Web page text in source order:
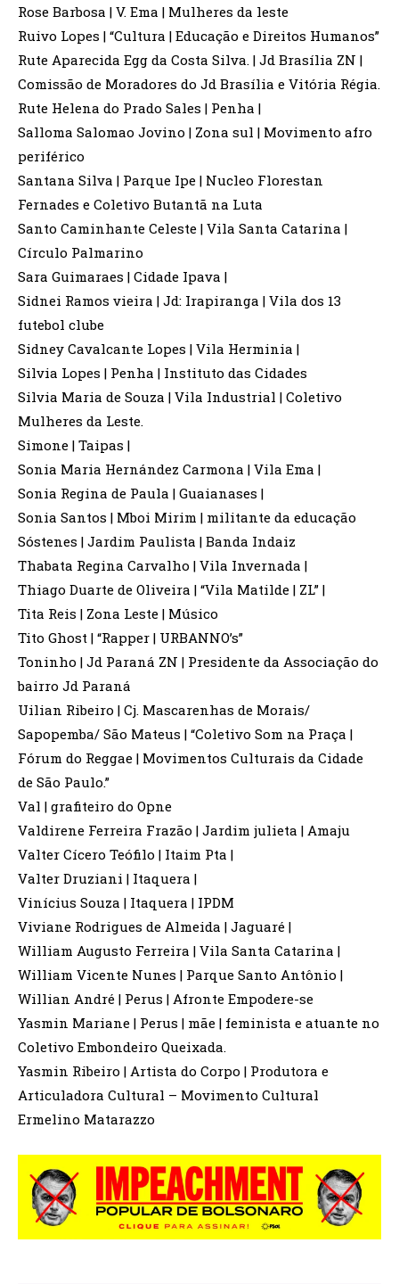
Rose Barbosa | V. Ema | Mulheres da leste
Ruivo Lopes | “Cultura | Educação e Direitos Humanos”
Rute Aparecida Egg da Costa Silva. | Jd Brasília ZN |
Comissão de Moradores do Jd Brasília e Vitória Régia.
Rute Helena do Prado Sales | Penha |
Salloma Salomao Jovino | Zona sul | Movimento afro
periférico
Santana Silva | Parque Ipe | Nucleo Florestan
Fernades e Coletivo Butantã na Luta
Santo Caminhante Celeste | Vila Santa Catarina |
Círculo Palmarino
Sara Guimaraes | Cidade Ipava |
Sidnei Ramos vieira | Jd: Irapiranga | Vila dos 13
futebol clube
Sidney Cavalcante Lopes | Vila Herminia |
Silvia Lopes | Penha | Instituto das Cidades
Silvia Maria de Souza | Vila Industrial | Coletivo
Mulheres da Leste.
Simone | Taipas |
Sonia Maria Hernández Carmona | Vila Ema |
Sonia Regina de Paula | Guaianases |
Sonia Santos | Mboi Mirim | militante da educação
Sóstenes | Jardim Paulista | Banda Indaiz
Thabata Regina Carvalho | Vila Invernada |
Thiago Duarte de Oliveira | “Vila Matilde | ZL” |
Tita Reis | Zona Leste | Músico
Tito Ghost | “Rapper | URBANNO’s”
Toninho | Jd Paraná ZN | Presidente da Associação do
bairro Jd Paraná
Uilian Ribeiro | Cj. Mascarenhas de Morais/
Sapopemba/ São Mateus | “Coletivo Som na Praça |
Fórum do Reggae | Movimentos Culturais da Cidade
de São Paulo.”
Val | grafiteiro do Opne
Valdirene Ferreira Frazão | Jardim julieta | Amaju
Valter Cícero Teófilo | Itaim Pta |
Valter Druziani | Itaquera |
Vinícius Souza | Itaquera | IPDM
Viviane Rodrigues de Almeida | Jaguaré |
William Augusto Ferreira | Vila Santa Catarina |
William Vicente Nunes | Parque Santo Antônio |
Willian André | Perus | Afronte Empodere-se
Yasmin Mariane | Perus | mãe | feminista e atuante no
Coletivo Embondeiro Queixada.
Yasmin Ribeiro | Artista do Corpo | Produtora e
Articuladora Cultural – Movimento Cultural
Ermelino Matarazzo